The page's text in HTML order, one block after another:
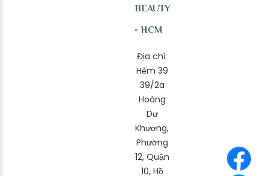
BEAUTY
- HCM
Địa chỉ:
Hẻm 39
39/2a
Hoàng
Dư
Khương,
Phường
12, Quận
10, Hồ